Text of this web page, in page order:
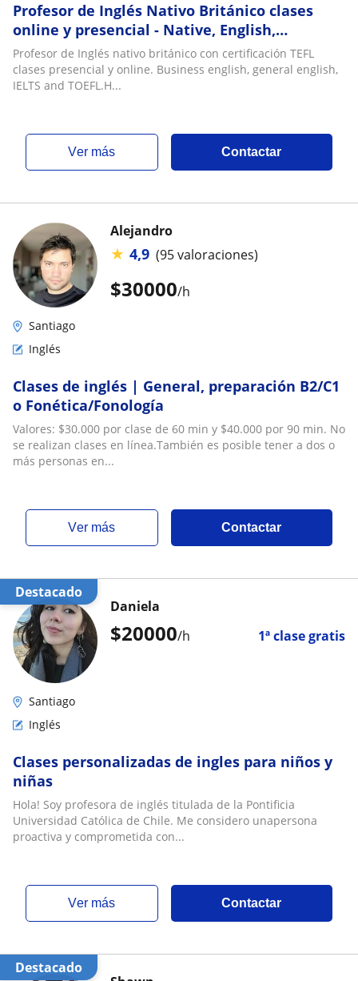
Profesor de Inglés Nativo Británico clases
online y presencial - Native, English,
Professor, British, Británico
Profesor de Inglés nativo británico con certificación TEFL
clases presencial y online. Business english, general english,
IELTS and TOEFL.H...
ver más Contactar
$30000/h
Alejandro
★ 4,9 (95 valoraciones)
Santiago
Inglés
Clases de inglés | General, preparación B2/C1
o Fonética/Fonología
Valores: $30.000 por clase de 60 min y $40.000 por 90 min. No
se realizan clases en línea.También es posible tener a dos o
más personas en...
ver más Contactar
Destacado
$20000/h 1ª clase gratis
Daniela
Santiago
Inglés
Clases personalizadas de ingles para niños y
niñas
Hola! Soy profesora de inglés titulada de la Pontificia
Universidad Católica de Chile. Me considero unapersona
proactiva y comprometida con...
ver más Contactar
Destacado